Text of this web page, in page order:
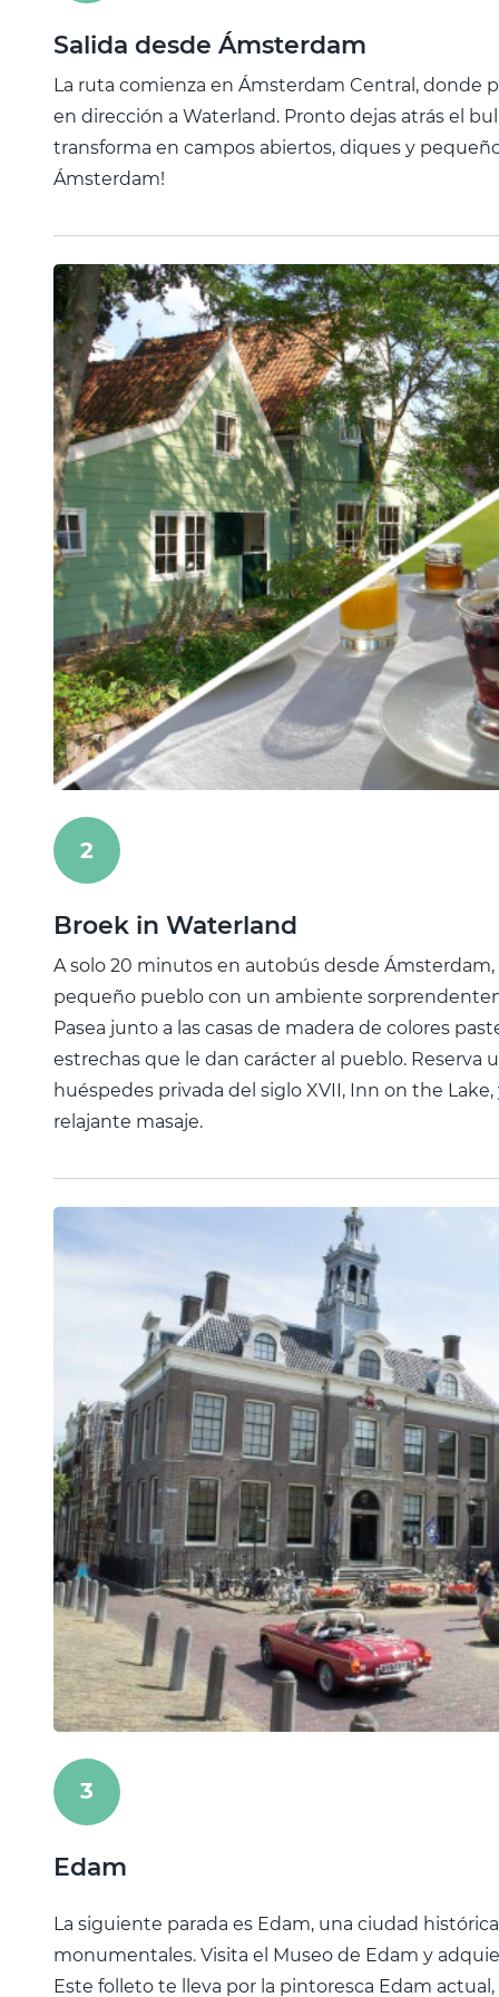
Salida desde Ámsterdam
La ruta comienza en Ámsterdam Central, donde
en dirección a Waterland. Pronto dejas atrás el
transforma en campos abiertos, diques y
Ámsterdam!
2
Broek in Waterland
A solo 20 minutos en autobús desde
pequeño pueblo con un ambiente
Pasea junto a las casas de madera de colores
estrechas que le dan carácter al pueblo. Reserva
huéspedes privada del siglo XVII, Inn on the
relajante masaje.
3
Edam
La siguiente parada es Edam, una ciudad
monumentales. Visita el Museo de Edam y
Este folleto te lleva por la pintoresca Edam